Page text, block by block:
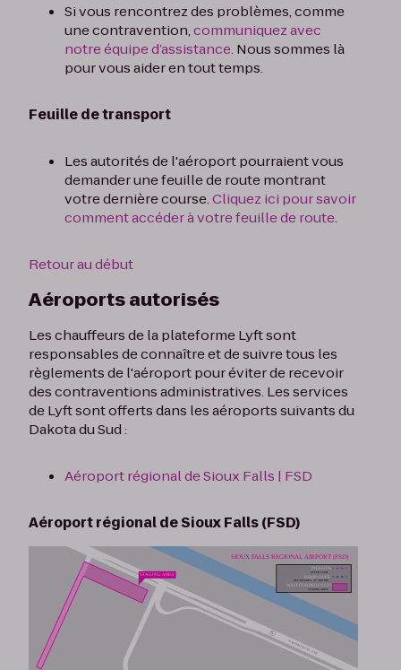
Si vous rencontrez des problèmes, comme
une contravention,communiquez avec
notre équipe d’assistance. Nous sommes là
pour vous aider en tout temps.
Feuille de transport
Les autorités de l'aéroport pourraient vous
demander une feuille de route montrant
votre dernière course.Cliquez ici pour savoir
comment accéder à votre feuille de route.
Retour au début
Aéroports autorisés
Les chauffeurs de la plateforme Lyft sont
responsables de connaître et de suivre tous les
règlements de l'aéroport pour éviter de recevoir
des contraventions administratives. Les services
de Lyft sont offerts dans les aéroports suivants du
Dakota du Sud :
Aéroport régional de Sioux Falls | FSD
Aéroport régional de Sioux Falls (FSD)